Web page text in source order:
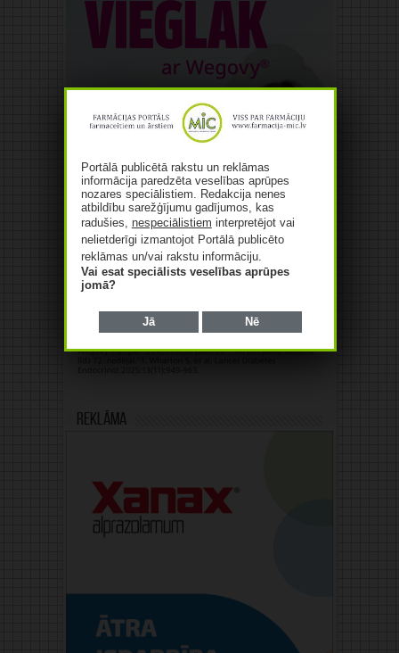
Reklāma
Portālā publicētā rakstu un reklāmas
informācija paredzēta veselības aprūpes
nozares speciālistiem. Redakcija nenes
atbildību sarežģījumu gadījumos, kas
radušies, nespeciālistiem interpretējot vai
nelietderīgi izmantojot Portālā publicēto
reklāmas un/vai rakstu informāciju.
Vai esat speciālists veselības aprūpes
jomā?
Jā Nē